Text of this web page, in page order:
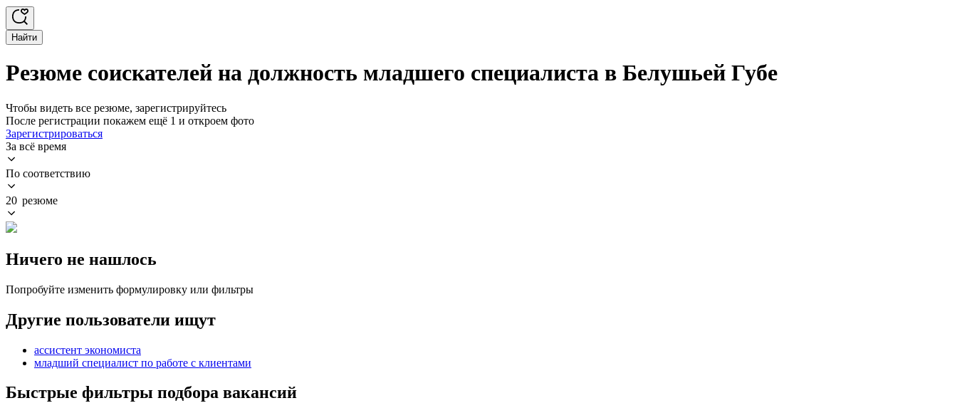
Найти
Резюме соискателей на должность младшего специалиста в Белушьей Губе
Чтобы видеть все резюме, зарегистрируйтесь
После регистрации покажем ещё 1 и откроем фото
Зарегистрироваться
За всё время
По соответствию
20 резюме
Ничего не нашлось
Попробуйте изменить формулировку или фильтры
Другие пользователи ищут
ассистент экономиста
младший специалист по работе с клиентами
Быстрые фильтры подбора вакансий